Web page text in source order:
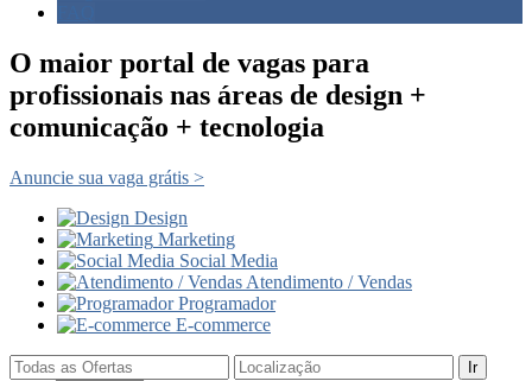
O maior portal de vagas para
profissionais nas áreas de design +
comunicação + tecnologia
Anuncie sua vaga grátis >
Design
Marketing
Social Media
Atendimento / Vendas
Programador
E-commerce
Ir